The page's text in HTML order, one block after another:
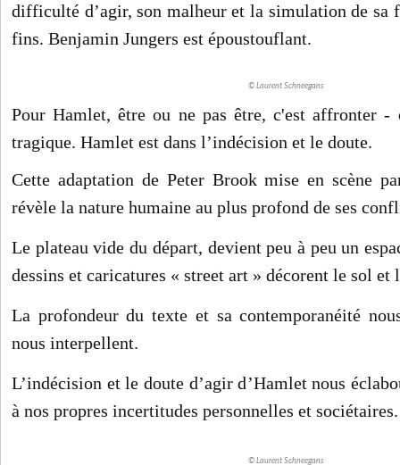
difficulté d’agir, son malheur et la simulation de sa
fins. Benjamin Jungers est époustouflant.
© Laurent Schneegans
Pour Hamlet, être ou ne pas être, c'est affronter -
tragique. Hamlet est dans l’indécision et le doute.
Cette adaptation de Peter Brook mise en scène
révèle la nature humaine au plus profond de ses
Le plateau vide du départ, devient peu à peu un
dessins et caricatures « street art » décorent le sol et
La profondeur du texte et sa contemporanéité
nous interpellent.
L’indécision et le doute d’agir d’Hamlet nous
à nos propres incertitudes personnelles et sociétaires.
© Laurent Schneegans